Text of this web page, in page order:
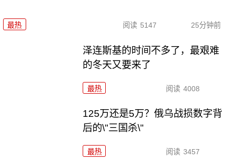
最热 阅读 5147 25分钟前
泽连斯基的时间不多了，最艰难
的冬天又要来了
最热 阅读 4008
125万还是5万？俄乌战损数字背
后的\"三国杀\"
最热 阅读 3457